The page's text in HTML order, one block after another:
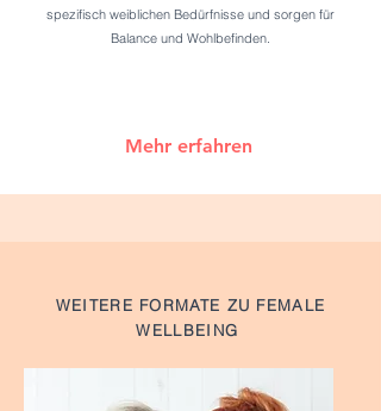
spezifisch weiblichen Bedürfnisse und sorgen für
Balance und Wohlbefinden.
Mehr erfahren
WEITERE FORMATE ZU FEMALE
WELLBEING